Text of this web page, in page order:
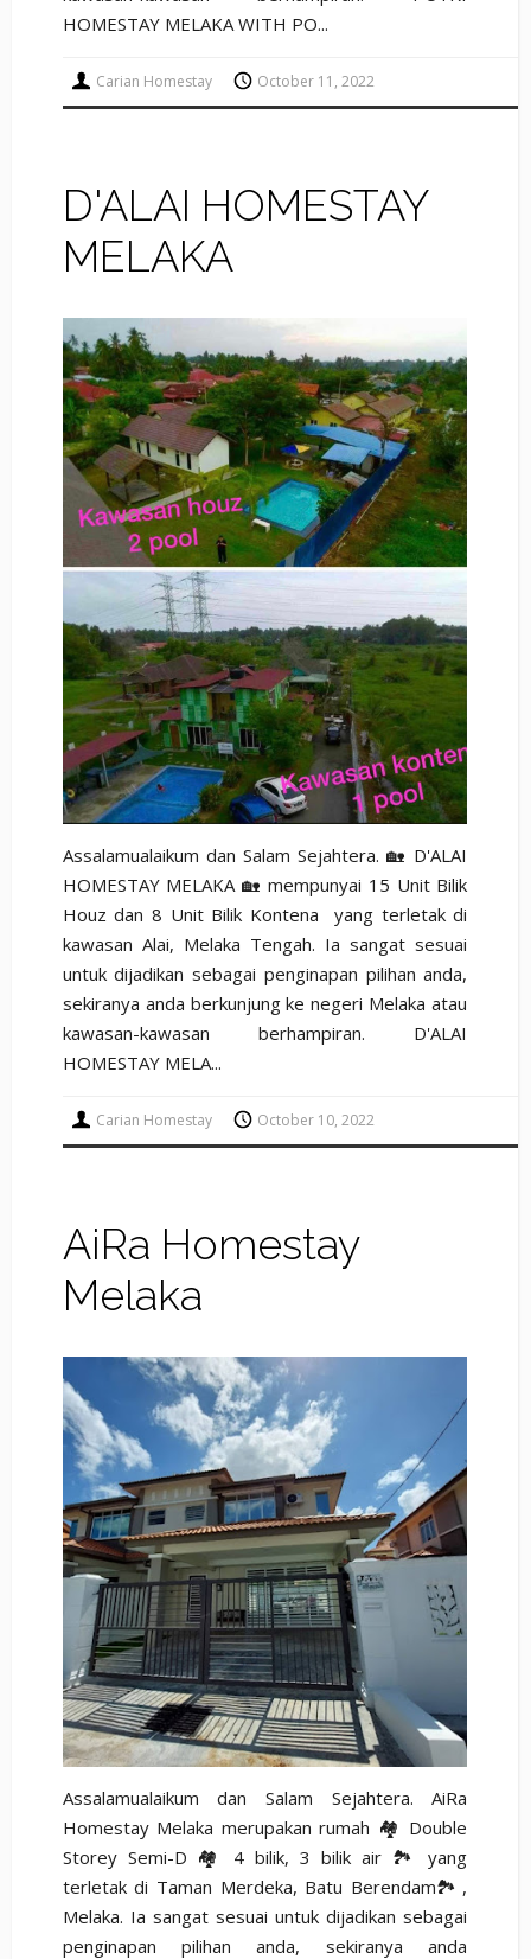
HOMESTAY MELAKA WITH PO...
Carian Homestay October 11, 2022
D'ALAI HOMESTAY
MELAKA
Assalamualaikum dan Salam Sejahtera. 🏡 D'ALAI
HOMESTAY MELAKA 🏡 mempunyai 15 Unit Bilik
Houz dan 8 Unit Bilik Kontena yang terletak di
kawasan Alai, Melaka Tengah. Ia sangat sesuai
untuk dijadikan sebagai penginapan pilihan anda,
sekiranya anda berkunjung ke negeri Melaka atau
kawasan-kawasan berhampiran. D'ALAI
HOMESTAY MELA...
Carian Homestay October 10, 2022
AiRa Homestay
Melaka
Assalamualaikum dan Salam Sejahtera. AiRa
Homestay Melaka merupakan rumah 🏘️ Double
Storey Semi-D 🏘️ 4 bilik, 3 bilik air 🏞️ yang
terletak di Taman Merdeka, Batu Berendam🏞️,
Melaka. Ia sangat sesuai untuk dijadikan sebagai
penginapan pilihan anda, sekiranya anda